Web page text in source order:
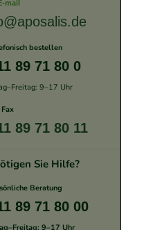
mail
bestellen
89 71 80 0
9–17 Uhr
89 71 80 11
Sie Hilfe?
Beratung
89 71 80 00
9–17 Uhr